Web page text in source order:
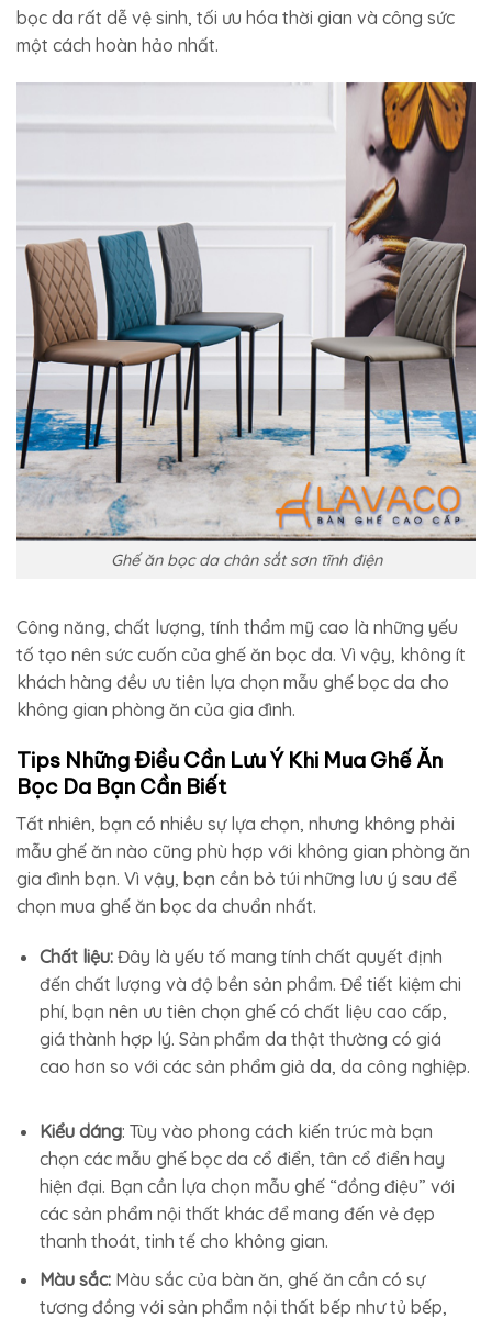
bọc da rất dễ vệ sinh, tối ưu hóa thời gian và công sức
một cách hoàn hảo nhất.
Ghế ăn bọc da chân sắt sơn tĩnh điện
Công năng, chất lượng, tính thẩm mỹ cao là những yếu
tố tạo nên sức cuốn của ghế ăn bọc da. Vì vậy, không ít
khách hàng đều ưu tiên lựa chọn mẫu ghế bọc da cho
không gian phòng ăn của gia đình.
Tips Những Điều Cần Lưu Ý Khi Mua Ghế Ăn
Bọc Da Bạn Cần Biết
Tất nhiên, bạn có nhiều sự lựa chọn, nhưng không phải
mẫu ghế ăn nào cũng phù hợp với không gian phòng ăn
gia đình bạn. Vì vậy, bạn cần bỏ túi những lưu ý sau để
chọn mua ghế ăn bọc da chuẩn nhất.
Chất liệu:Đây là yếu tố mang tính chất quyết định
đến chất lượng và độ bền sản phẩm. Để tiết kiệm chi
phí, bạn nên ưu tiên chọn ghế có chất liệu cao cấp,
giá thành hợp lý. Sản phẩm da thật thường có giá
cao hơn so với các sản phẩm giả da, da công nghiệp.
Kiểu dáng: Tùy vào phong cách kiến trúc mà bạn
chọn các mẫu ghế bọc da cổ điển, tân cổ điển hay
hiện đại. Bạn cần lựa chọn mẫu ghế “đồng điệu” với
các sản phẩm nội thất khác để mang đến vẻ đẹp
thanh thoát, tinh tế cho không gian.
Màu sắc:Màu sắc của bàn ăn, ghế ăn cần có sự
tương đồng với sản phẩm nội thất bếp như tủ bếp,